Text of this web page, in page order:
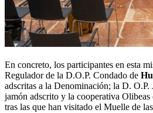
En concreto, los participantes en esta
Regulador de la D.O.P. Condado de
adscritas a la Denominación; la D. O.P.
jamón adscrito y la cooperativa Olibeas
tras las que han visitado el Muelle de